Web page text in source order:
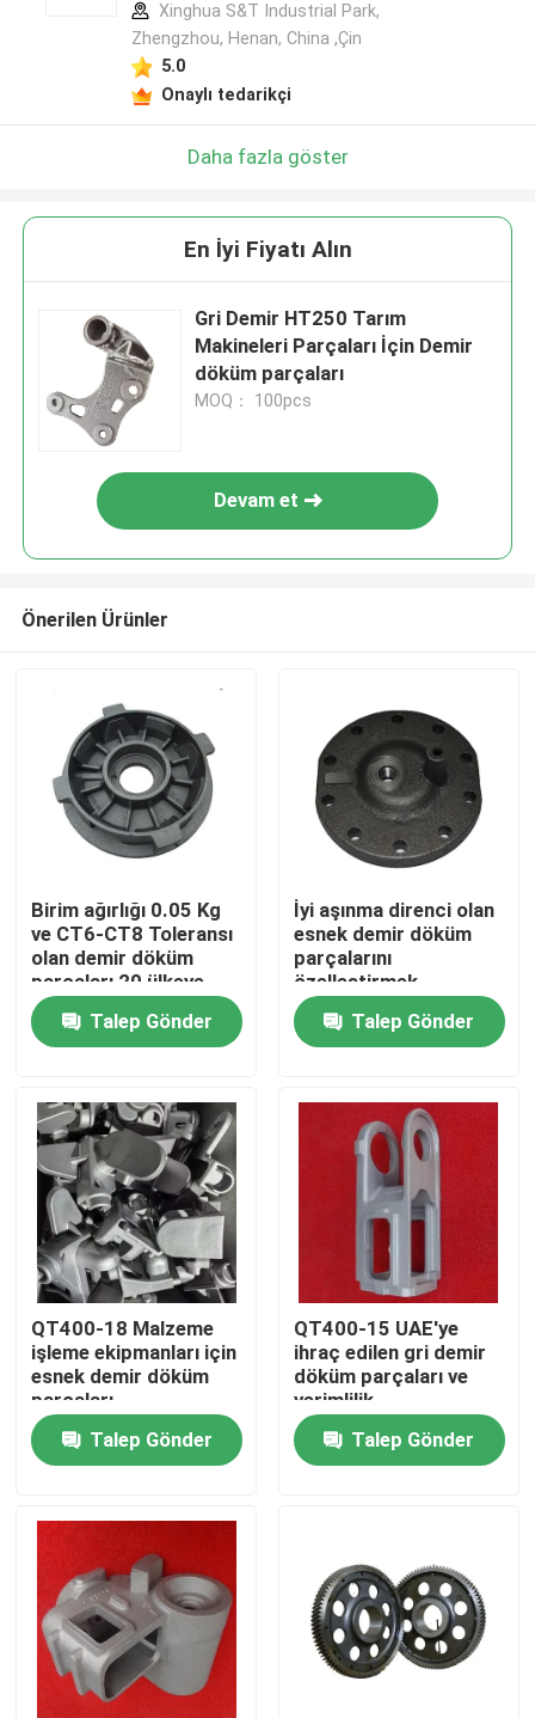
Ev
Ürünler
videolar
Hakkımızda
Fabrika turu
Kalite kontrol
Haberler
Bir teklif isteği
Metal Döküm Parçalar
Xinghua S&T Industrial Park,
Zhengzhou, Henan, China ,Çin
5.0
Onaylı tedarikçi
Daha fazla göster
En İyi Fiyatı Alın
Gri Demir HT250 Tarım
Makineleri Parçaları İçin Demir
döküm parçaları
MOQ： 100pcs
Devam et
Önerilen Ürünler
Birim ağırlığı 0.05 Kg
ve CT6-CT8 Toleransı
olan demir döküm
parçaları 20 ülkeye
ihraç edildi
Talep Gönder
İyi aşınma direnci olan
esnek demir döküm
parçalarını
özelleştirmek
Talep Gönder
QT400-18 Malzeme
işleme ekipmanları için
esnek demir döküm
parçaları
Talep Gönder
QT400-15 UAE'ye
ihraç edilen gri demir
döküm parçaları ve
verimlilik
Talep Gönder